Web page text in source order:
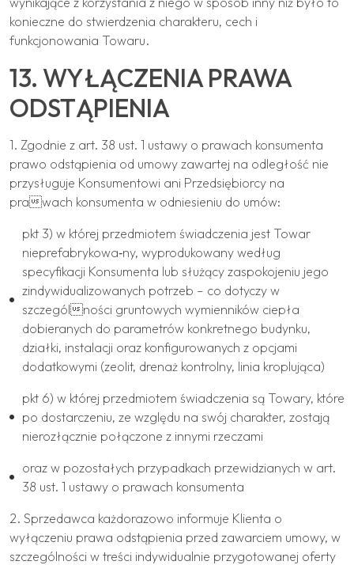
konieczne do stwierdzenia charakteru, cech i
funkcjonowania Towaru.
13. WYŁĄCZENIA PRAWA
ODSTĄPIENIA
1. Zgodnie z art. 38 ust. 1 ustawy o prawach konsumenta
prawo odstąpienia od umowy zawartej na odległość nie
przysługuje Konsumentowi ani Przedsiębiorcy na
prawach konsumenta w odniesieniu do umów:
pkt 3) w której przedmiotem świadczenia jest Towar
nieprefabrykowa‐ny, wyprodukowany według
specyfikacji Konsumenta lub służący zaspokojeniu jego
zindywidualizowanych potrzeb – co dotyczy w
szczególności gruntowych wymienników ciepła
dobieranych do parametrów konkretnego budynku,
działki, instalacji oraz konfigurowanych z opcjami
dodatkowymi (zeolit, drenaż kontrolny, linia kroplująca)
pkt 6) w której przedmiotem świadczenia są Towary, które
po dostarczeniu, ze względu na swój charakter, zostają
nierozłącznie połączone z innymi rzeczami
oraz w pozostałych przypadkach przewidzianych w art.
38 ust. 1 ustawy o prawach konsumenta
2. Sprzedawca każdorazowo informuje Klienta o
wyłączeniu prawa odstąpienia przed zawarciem umowy, w
szczególności w treści indywidualnie przygotowanej oferty